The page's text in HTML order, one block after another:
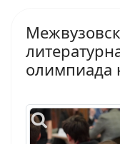
олимпиада